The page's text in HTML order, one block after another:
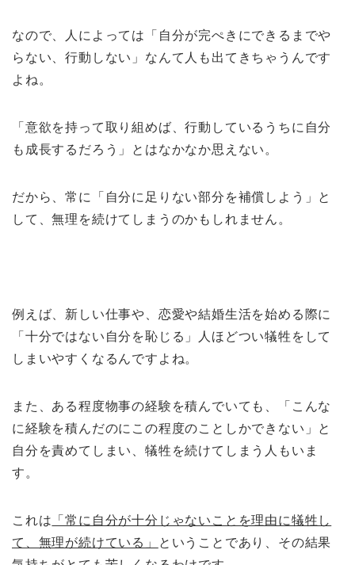
なので、人によっては「自分が完ぺきにできるまでや
らない、行動しない」なんて人も出てきちゃうんです
よね。
「意欲を持って取り組めば、行動しているうちに自分
も成長するだろう」とはなかなか思えない。
だから、常に「自分に足りない部分を補償しよう」と
して、無理を続けてしまうのかもしれません。
例えば、新しい仕事や、恋愛や結婚生活を始める際に
「十分ではない自分を恥じる」人ほどつい犠牲をして
しまいやすくなるんですよね。
また、ある程度物事の経験を積んでいても、「こんな
に経験を積んだのにこの程度のことしかできない」と
自分を責めてしまい、犠牲を続けてしまう人もいま
す。
これは 「常に自分が十分じゃないことを理由に犠牲し
て、無理が続けている」
ということであり、その結果